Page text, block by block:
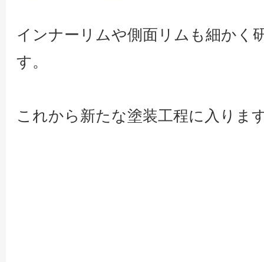
インナーリムや側面リムも細かく
す。
これから新たな塗装工程に入りま